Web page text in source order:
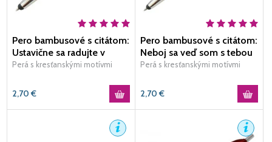
Pero bambusové s citátom:
Ustavične sa radujte v
Pánovi! (Flp 4,4)
Perá s kresťanskými motívmi
2,70 €
Pero bambusové s citátom:
Neboj sa veď som s tebou
Ja...(Iz 41,10)
Perá s kresťanskými motívmi
2,70 €